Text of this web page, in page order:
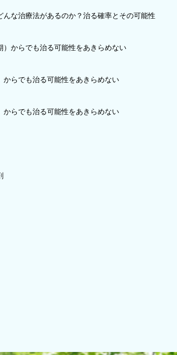
んな治療法があるのか？治る確率とその可能性
）からでも治る可能性をあきらめない
からでも治る可能性をあきらめない
からでも治る可能性をあきらめない